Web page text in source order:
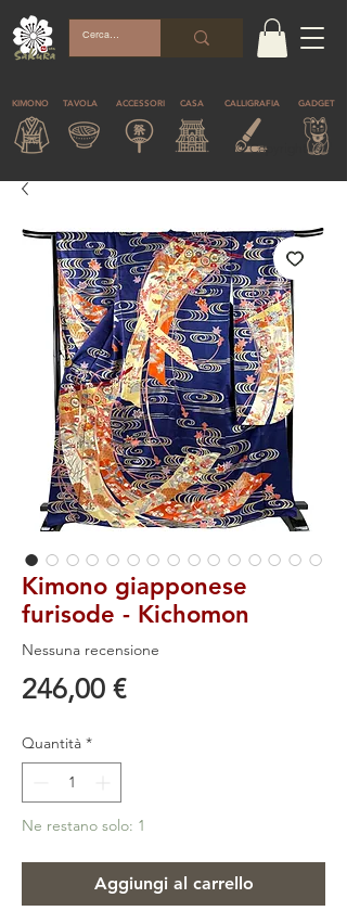
KIMONO TAVOLA ACCESSORI CASA CALLIGRAFIA GADGET
© Copyright
Kimono giapponese
furisode - Kichomon
Nessuna recensione
246,00 €Prezzo
Quantità *
Ne restano solo: 1
Aggiungi al carrello